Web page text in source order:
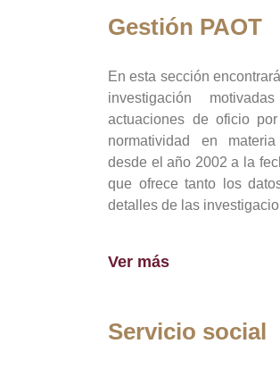
Gestión PAOT
En esta sección
investigación
actuaciones de oficio
normatividad en
desde el año 2002 a la
que ofrece tanto los
detalles de las
Ver más
Servicio social